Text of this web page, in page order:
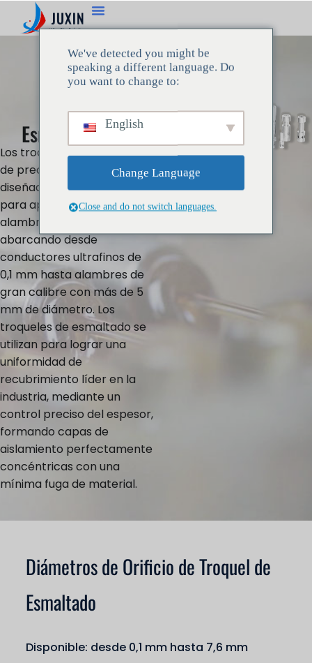
Troquel De
Esmaltado PCD
Los troqueles de esmaltado
de precisión de Juxin están
diseñados exclusivamente
para aplicaciones con
alambre redondo,
abarcando desde
conductores ultrafinos de
0,1 mm hasta alambres de
gran calibre con más de 5
mm de diámetro. Los
troqueles de esmaltado se
utilizan para lograr una
uniformidad de
recubrimiento líder en la
industria, mediante un
control preciso del espesor,
formando capas de
aislamiento perfectamente
concéntricas con una
mínima fuga de material.
Diámetros de Orificio de Troquel de
Esmaltado
Disponible: desde 0,1 mm hasta 7,6 mm
We've detected you might be
speaking a different language. Do
you want to change to:
English
Change Language
Close and do not switch languages.